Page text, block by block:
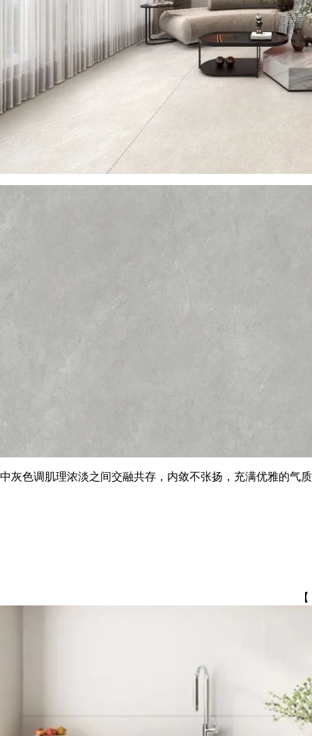
中灰色调肌理浓淡之间交融共存，内敛不张扬，充满优雅的气